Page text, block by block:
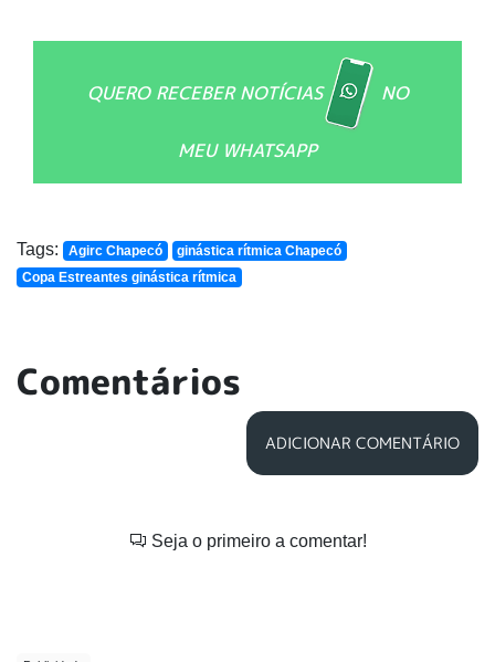
QUERO RECEBER NOTÍCIAS NO
MEU WHATSAPP
Tags: Agirc Chapecó
ginástica rítmica Chapecó
Copa Estreantes ginástica rítmica
Comentários
ADICIONAR COMENTÁRIO
Seja o primeiro a comentar!